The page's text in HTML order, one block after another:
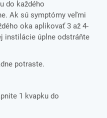
do každého
Ak sú symptómy veľmi
oka aplikovať 3 až 4-
instilácie úplne odstráňte
potraste.
1 kvapku do